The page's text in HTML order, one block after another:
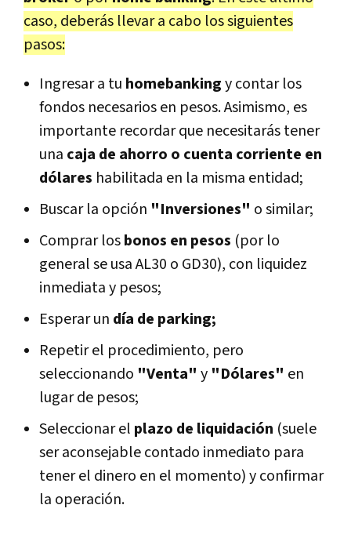
caso, deberás llevar a cabo los siguientes
pasos:
Ingresar a tu homebankingy contar los
fondos necesarios en pesos. Asimismo, es
importante recordar que necesitarás tener
una caja de ahorro o cuenta corriente en
dólares habilitada en la misma entidad;
Buscar la opción "Inversiones" o similar;
Comprar losbonos en pesos (por lo
general se usa AL30 o GD30), con liquidez
inmediata y pesos;
Esperar un día de parking;
Repetir el procedimiento, pero
seleccionando "Venta" y "Dólares" en
lugar de pesos;
Seleccionar el plazo de liquidación (suele
ser aconsejable contado inmediato para
tener el dinero en el momento) y confirmar
la operación.